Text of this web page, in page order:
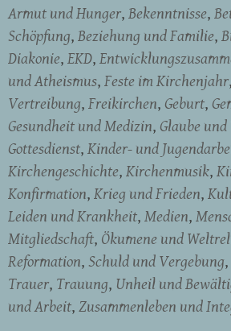
Armut und Hunger Bekenntnisse
Schöpfung Beziehung und Familie
Diakonie EKD
und Atheismus Feste im Kirchenjahr
Vertreibung Freikirchen Geburt
Gesundheit und Medizin Glaube
Gottesdienst Kinder- und
Kirchengeschichte Kirchenmusik
Konfirmation Krieg und Frieden
Leiden und Krankheit Medien
Mitgliedschaft Ökumene und
Reformation Schuld und Vergebung
Trauer Trauung Unheil und
und Arbeit Zusammenleben und